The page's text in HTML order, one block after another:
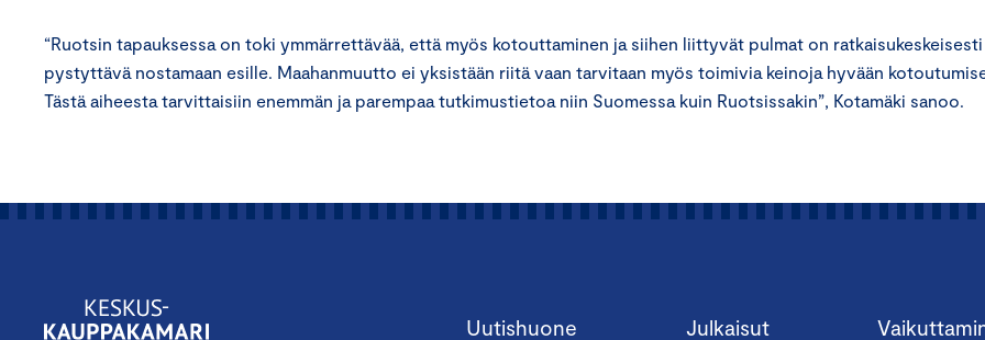
“Ruotsin tapauksessa on toki ymmärrettävää, että myös kotouttaminen ja siihen liittyvät pulmat on ratkaisukeskeisesti
pystyttävä nostamaan esille. Maahanmuutto ei yksistään riitä vaan tarvitaan myös toimivia keinoja hyvään
Tästä aiheesta tarvittaisiin enemmän ja parempaa tutkimustietoa niin Suomessa kuin Ruotsissakin”, Kotamäki sanoo.
Uutishuone Julkaisut